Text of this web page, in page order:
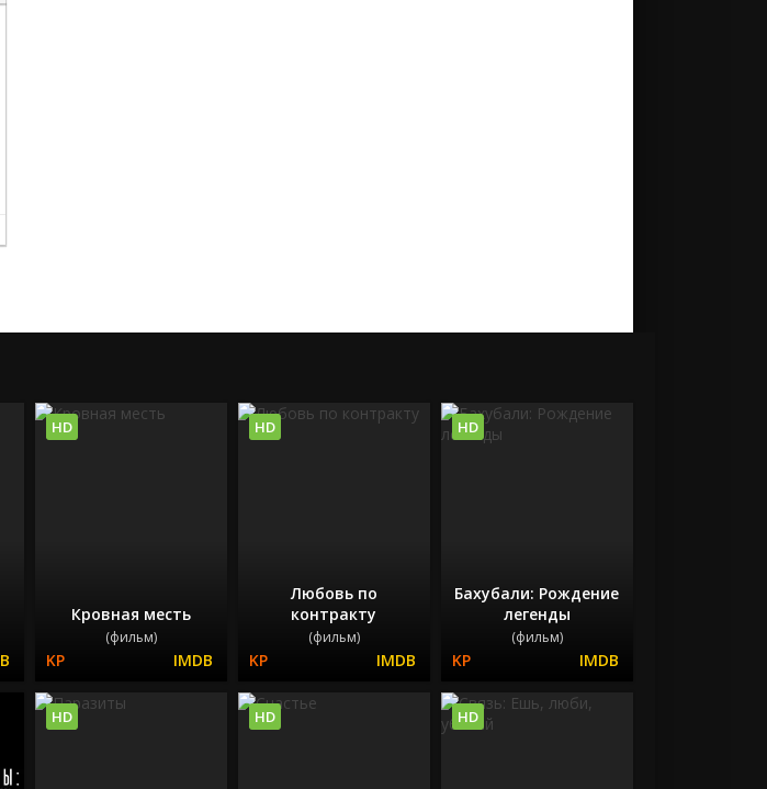
Кровная месть
(фильм)
HD
Любовь по
контракту
(фильм)
HD
Бахубали: Рождение
легенды
(фильм)
HD
HD HD HD